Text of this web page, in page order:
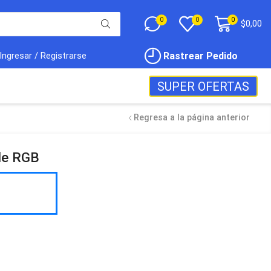
0 0 0 $0,00
Ingresar / Registrarse Rastrear Pedido
SUPER OFERTAS
Regresa a la página anterior
RGB